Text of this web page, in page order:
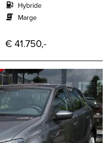
Hybride
Marge
€ 41.750,-